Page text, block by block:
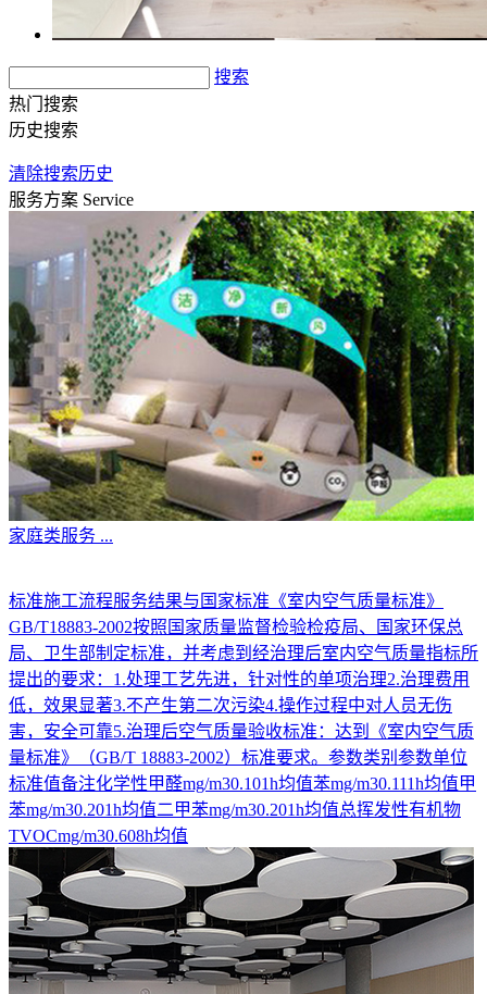
搜索
热门搜索
历史搜索
清除搜索历史
服务方案 Service
家庭类服务 ...
标准施工流程服务结果与国家标准《室内空气质量标准》
GB/T18883-2002按照国家质量监督检验检疫局、国家环保总
局、卫生部制定标准，并考虑到经治理后室内空气质量指标所
提出的要求：1.处理工艺先进，针对性的单项治理2.治理费用
低，效果显著3.不产生第二次污染4.操作过程中对人员无伤
害，安全可靠5.治理后空气质量验收标准：达到《室内空气质
量标准》（GB/T 18883-2002）标准要求。参数类别参数单位
标准值备注化学性甲醛mg/m30.101h均值苯mg/m30.111h均值甲
苯mg/m30.201h均值二甲苯mg/m30.201h均值总挥发性有机物
TVOCmg/m30.608h均值